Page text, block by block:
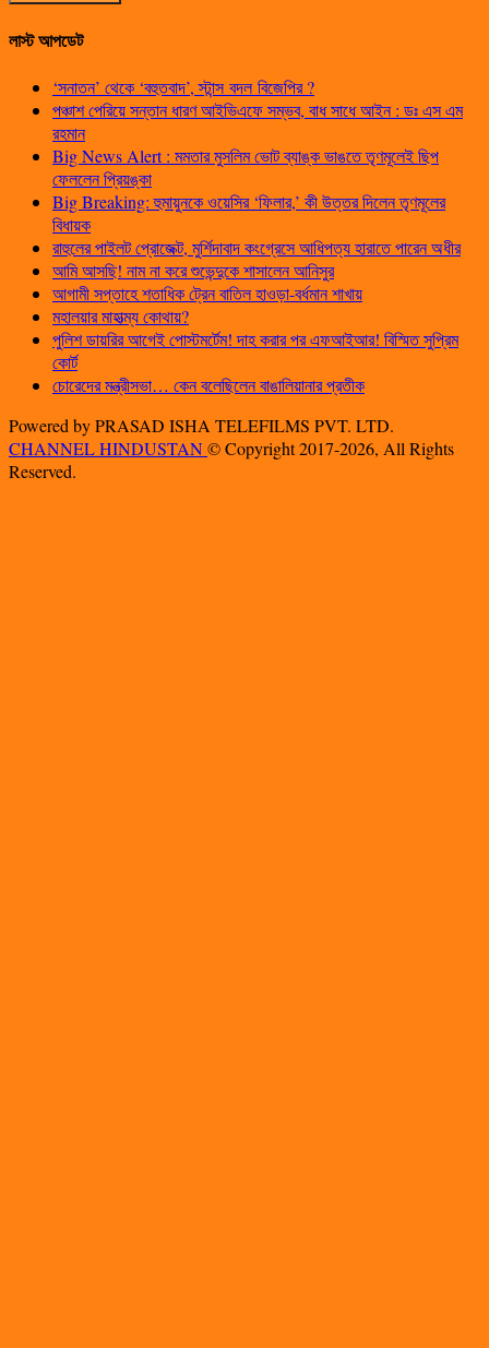
লাস্ট আপডেট
‘সনাতন’ থেকে ‘বহুতবাদ’, স্টান্স বদল বিজেপির ?
পঞ্চাশ পেরিয়ে সন্তান ধারণ আইভিএফে সম্ভব, বাধ সাধে আইন : ডঃ এস এম
রহমান
Big News Alert : মমতার মুসলিম ভোট ব্যাঙ্ক ভাঙতে তৃণমূলেই ছিপ
ফেললেন প্রিয়ঙ্কা
Big Breaking: হুমায়ুনকে ওয়েসির ‘ফিলার,’ কী উত্তর দিলেন তৃণমূলের
বিধায়ক
রাহুলের পাইলট প্রোজেক্ট, মুর্শিদাবাদ কংগ্রেসে আধিপত্য হারাতে পারেন অধীর
আমি আসছি! নাম না করে শুভেন্দুকে শাসালেন আনিসুর
আগামী সপ্তাহে শতাধিক ট্রেন বাতিল হাওড়া-বর্ধমান শাখায়
মহালয়ার মাহাত্ম্য কোথায়?
পুলিশ ডায়রির আগেই পোস্টমর্টেম! দাহ করার পর এফআইআর! বিস্মিত সুপ্রিম
কোর্ট
চোরেদের মন্ত্রীসভা… কেন বলেছিলেন বাঙালিয়ানার প্রতীক
Powered by PRASAD ISHA TELEFILMS PVT. LTD.
CHANNEL HINDUSTAN© Copyright 2017-2026, All Rights
Reserved.